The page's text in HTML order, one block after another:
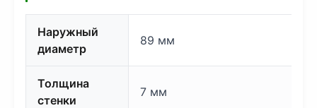
Наружный
диаметр
89 мм
Толщина
стенки
7 мм